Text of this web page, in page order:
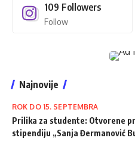
109 Followers
Follow
Najnovije
ROK DO 15. SEPTEMBRA
Prilika za studente: Otvorene
stipendiju „Sanja Đermanović